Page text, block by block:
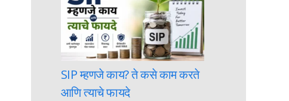
SIP म्हणजे काय? ते कसे काम करते
आणि त्याचे फायदे